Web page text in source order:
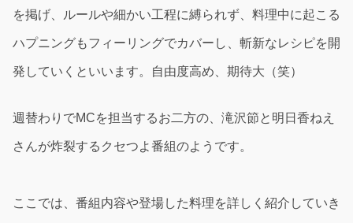
を掲げ、ルールや細かい工程に縛られず、料理中に起こる
ハプニングもフィーリングでカバーし、斬新なレシピを開
発していくといいます。自由度高め、期待大（笑）
週替わりでMCを担当するお二方の、滝沢節と明日香ねえ
さんが炸裂するクセつよ番組のようです。
ここでは、番組内容や登場した料理を詳しく紹介していき